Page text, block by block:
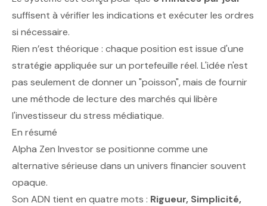
suffisent à vérifier les indications et exécuter les ordres
si nécessaire.
Rien n’est théorique : chaque position est issue d'une
stratégie appliquée sur un portefeuille réel. L'idée n'est
pas seulement de donner un "poisson", mais de fournir
une méthode de lecture des marchés qui libère
l'investisseur du stress médiatique.
En résumé
Alpha Zen Investor se positionne comme une
alternative sérieuse dans un univers financier souvent
opaque.
Son ADN tient en quatre mots : Rigueur, Simplicité,